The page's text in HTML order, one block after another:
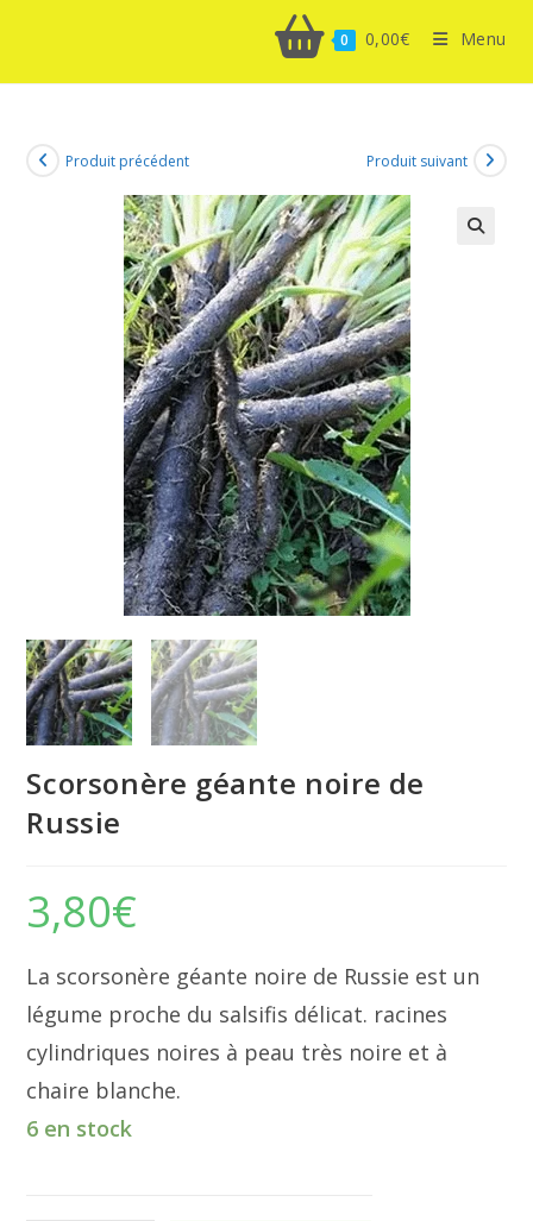
0 0,00€ Menu
Produit précédent Produit suivant
Scorsonère géante noire de
Russie
3,80€
La scorsonère géante noire de Russie est un
légume proche du salsifis délicat. racines
cylindriques noires à peau très noire et à
chaire blanche.
6 en stock